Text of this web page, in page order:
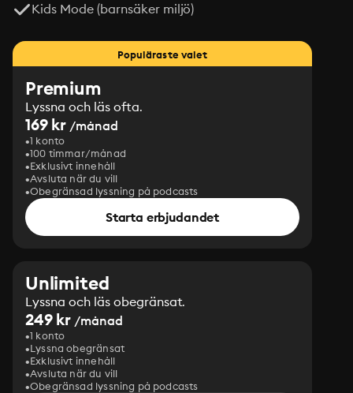
Kids Mode (barnsäker miljö)
Populäraste valet
Premium
Lyssna och läs ofta.
169 kr /månad
1 konto
100 timmar/månad
Exklusivt innehåll
Avsluta när du vill
Obegränsad lyssning på podcasts
Starta erbjudandet
Unlimited
Lyssna och läs obegränsat.
249 kr /månad
1 konto
Lyssna obegränsat
Exklusivt innehåll
Avsluta när du vill
Obegränsad lyssning på podcasts